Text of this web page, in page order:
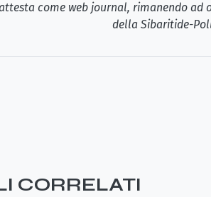
come web journal, rimanendo
della Sibaritide-
CORRELATI